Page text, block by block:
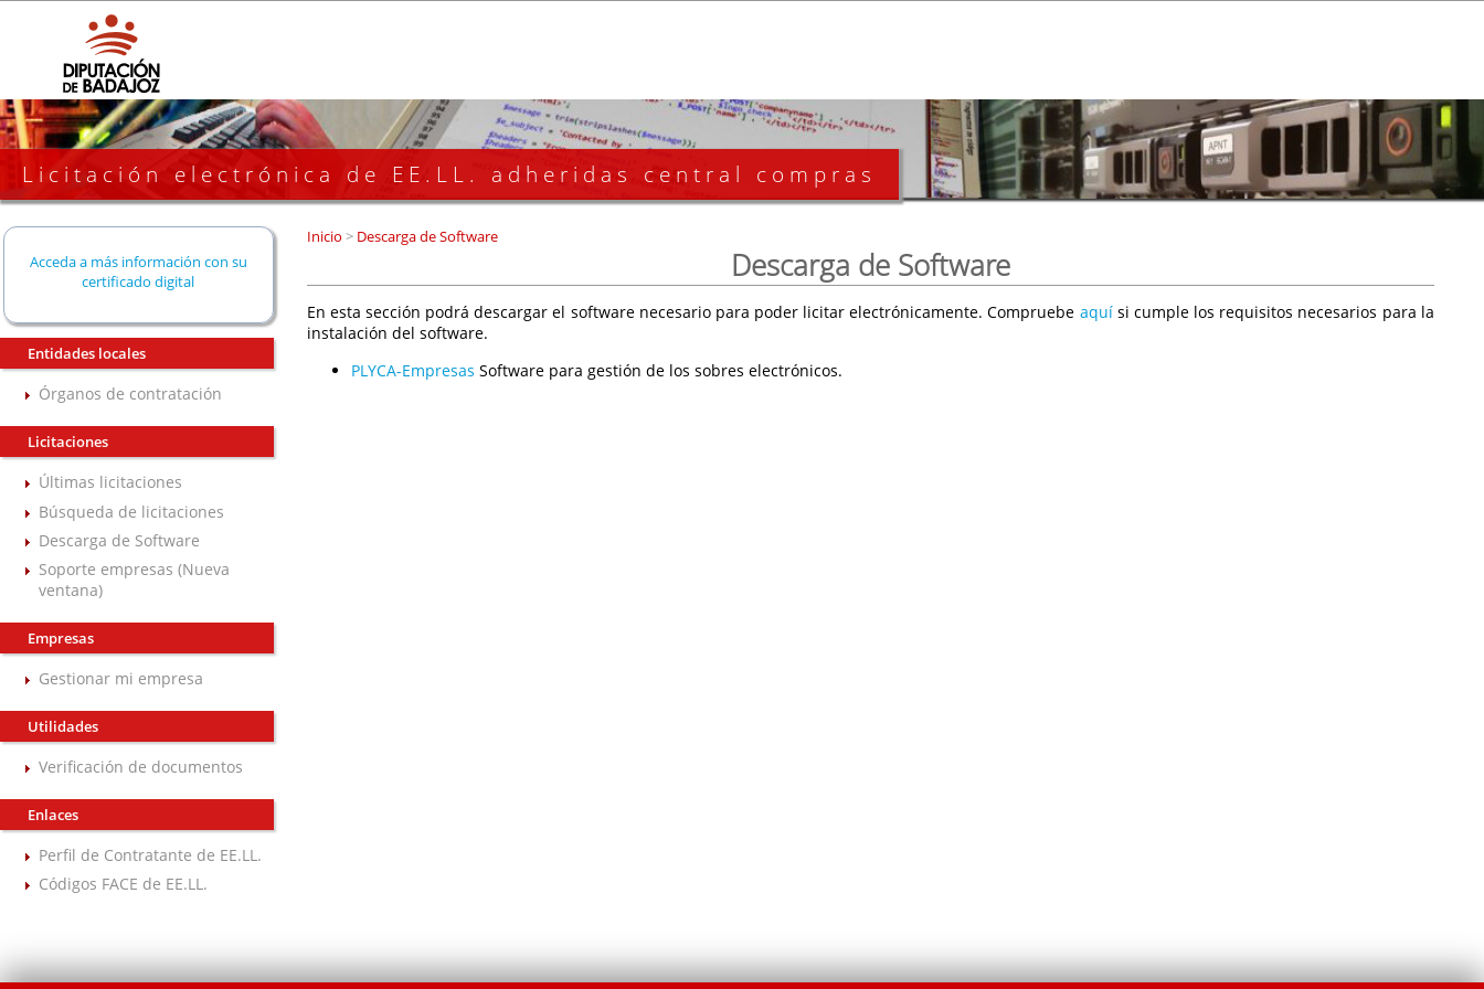
Licitación electrónica de EE.LL. adheridas central compras
Acceda a más información con su
certificado digital
Entidades locales
Órganos de contratación
Licitaciones
Últimas licitaciones
Búsqueda de licitaciones
Descarga de Software
Soporte empresas (Nueva
ventana)
Empresas
Gestionar mi empresa
Utilidades
Verificación de documentos
Enlaces
Perfil de Contratante de EE.LL.
Códigos FACE de EE.LL.
Inicio >Descarga de Software
Descarga de Software
En esta sección podrá descargar el software necesario para poder licitar electrónicamente. Compruebe aquísi cumple los requisitos necesarios para la
instalación del software.
PLYCA-Empresas Software para gestión de los sobres electrónicos.